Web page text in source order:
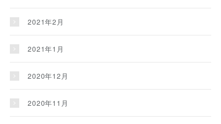
2021年2月
2021年1月
2020年12月
2020年11月